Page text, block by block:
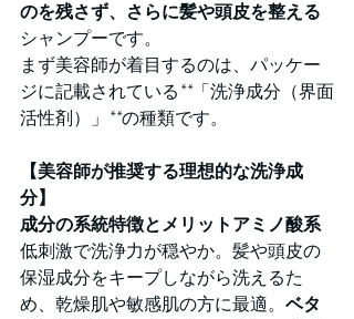
のを残さず、さらに髪や頭皮を整える
シャンプーです。
まず美容師が着目するのは、パッケー
ジに記載されている**「洗浄成分（界面
活性剤）」**の種類です。
【美容師が推奨する理想的な洗浄成
分】
成分の系統特徴とメリットアミノ酸系
低刺激で洗浄力が穏やか。髪や頭皮の
保湿成分をキープしながら洗えるた
め、乾燥肌や敏感肌の方に最適。 ベタ